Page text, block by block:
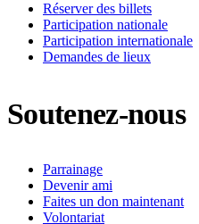
Réserver des billets
Participation nationale
Participation internationale
Demandes de lieux
Soutenez-nous
Parrainage
Devenir ami
Faites un don maintenant
Volontariat